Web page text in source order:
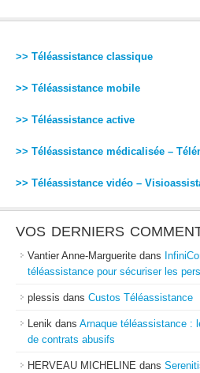
>> Téléassistance classique
>> Téléassistance mobile
>> Téléassistance active
>> Téléassistance médicalisée –
>> Téléassistance vidéo –
VOS DERNIERS
Vantier Anne-Marguerite dans
téléassistance pour sécuriser les
plessis dans Custos Téléassistance
Lenik dans Arnaque téléassistance :
de contrats abusifs
HERVEAU MICHELINE dans